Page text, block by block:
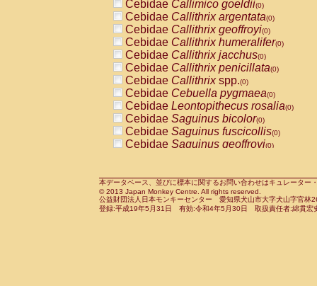
PitheciidaeCallicebus moloch
PitheciidaeCallicebus torquatus
PitheciidaeCallicebusspp.(0)
PitheciidaeChiropotes satanas(0)
PitheciidaePithecia monachus
PitheciidaePithecia pithecia(0)
CercopithecidaeCercocebus agilis
CercopithecidaeCercocebus
CercopithecidaeCercocebus
CercopithecidaeCercocebus
CercopithecidaeCercocebus
CercopithecidaeCercocebushybrid
CercopithecidaePapio anubis(0)
CercopithecidaePapio cynocephalus
CercopithecidaePapio hamadryas(0)
Cebidae Callimico goeldii(0)
Cebidae Callithrix argentata(0)
Cebidae Callithrix geoffroyi(0)
Cebidae Callithrix humeralifer(0)
Cebidae Callithrix jacchus(0)
Cebidae Callithrix penicillata(0)
Cebidae Callithrixspp.(0)
Cebidae Cebuella pygmaea(0)
Cebidae Leontopithecus rosalia(0)
Cebidae Saguinus bicolor(0)
Cebidae Saguinus fuscicollis(0)
Cebidae Saguinus geoffroyi(0)
CebidaeSaguinus leucopus(0)
CebidaeSaguinus midas(0)
Cebidae Saguinus mystax(0)
本データベース、並びに標本に関するお問い合わせはキュレータ
© 2013 Japan Monkey Centre. All rights reserved.
公益財団法人日本モンキーセンター 愛知県犬山市大字犬山字官
登録:平成19年5月31日 有効:令和4年5月30日 取扱責任者:綿貫宏